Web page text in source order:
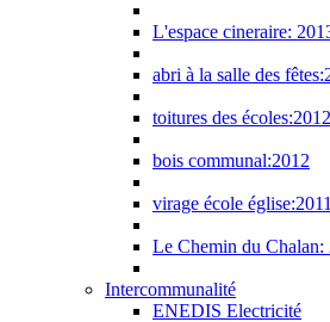
L'espace cineraire:
abri à la salle des
toitures des écoles:2012
bois communal:2012
virage école
Le Chemin du Chalan:
Intercommunalité
ENEDIS Electricité